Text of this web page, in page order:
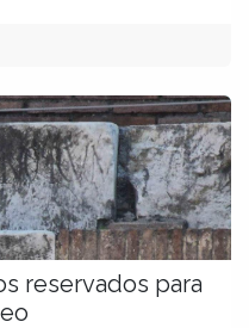
reservados para